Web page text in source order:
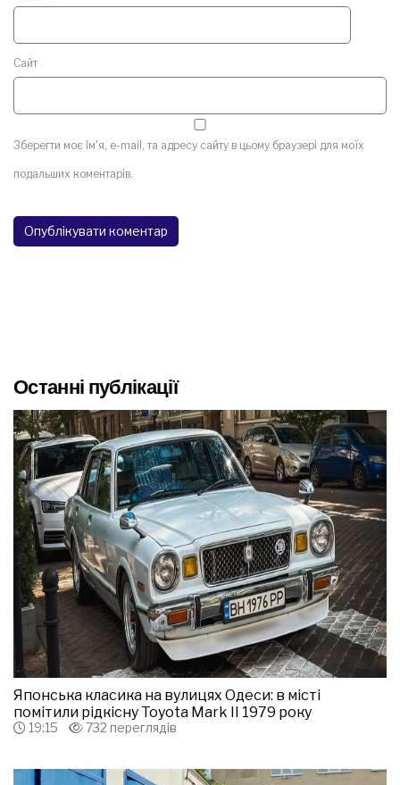
Сайт
Зберегти моє ім'я, e-mail, та адресу сайту в цьому браузері для моїх
подальших коментарів.
Останні публікації
Японська класика на вулицях Одеси: в місті
помітили рідкісну Toyota Mark II 1979 року
19:15 732 переглядів